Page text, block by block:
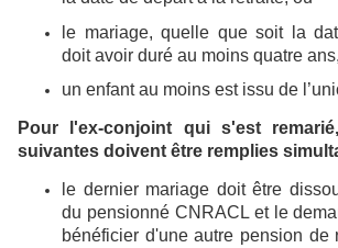
le mariage, quelle que soit la
doit avoir duré au moins quatre
un enfant au moins est issu de
Pour l'ex-conjoint qui s'est
suivantes doivent être remplies
le dernier mariage doit être
du pensionné CNRACL et le
bénéficier d'une autre pension de